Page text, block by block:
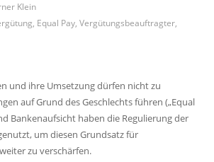
Klein
Equal Pay ,Vergütungsbeauftragter
und ihre Umsetzung dürfen nicht zu
auf Grund des Geschlechts führen („Equal
Bankenaufsicht haben die Regulierung der
um diesen Grundsatz für
zu verschärfen.